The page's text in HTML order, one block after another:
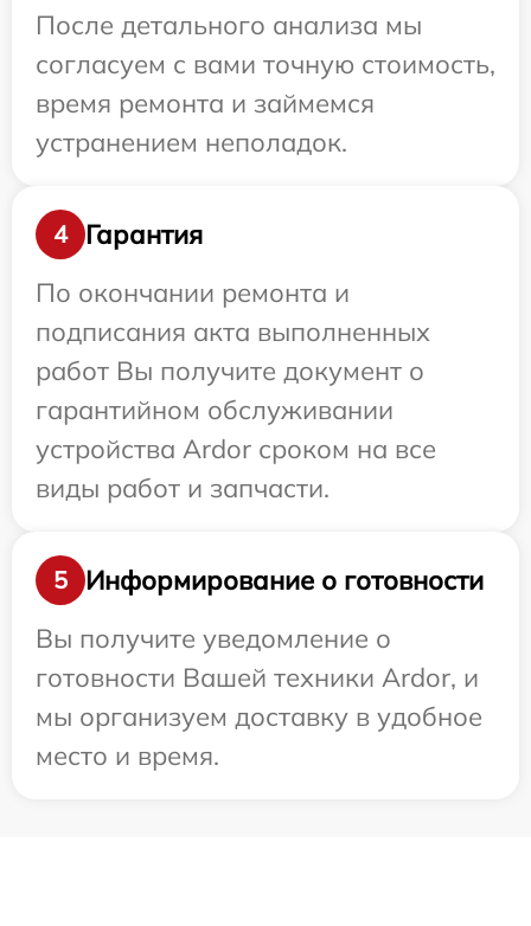
После детального анализа мы
согласуем с вами точную стоимость,
время ремонта и займемся
устранением неполадок.
4
Гарантия
По окончании ремонта и
подписания акта выполненных
работ Вы получите документ о
гарантийном обслуживании
устройства Ardor сроком на все
виды работ и запчасти.
5
Информирование о готовности
Вы получите уведомление о
готовности Вашей техники Ardor, и
мы организуем доставку в удобное
место и время.